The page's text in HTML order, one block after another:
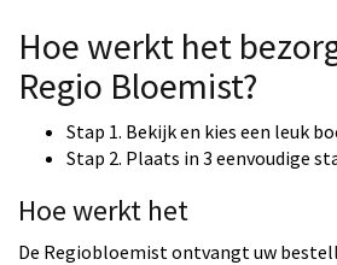
Hoe werkt het
Regio Bloemist?
Stap 1. Bekijk en kies een leuk
Stap 2. Plaats in 3 eenvoudige
Hoe werkt het
De Regiobloemist ontvangt uw